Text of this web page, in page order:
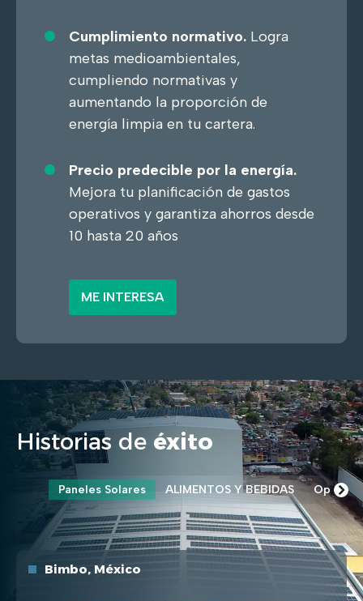
Cumplimiento normativo. Logra
metas medioambientales,
cumpliendo normativas y
aumentando la proporción de
energía limpia en tu cartera.
Precio predecible por la energía.
Mejora tu planificación de gastos
operativos y garantiza ahorros desde
10 hasta 20 años
ME INTERESA
Historias de éxito
Paneles Solares ALIMENTOS Y BEBIDAS
Bimbo, México